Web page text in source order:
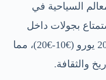
السياحية في
بجولات داخل
القلعة بتكلفة تتراوح بين 10 و20 يورو (€10-€20)، مما
والثقافة.